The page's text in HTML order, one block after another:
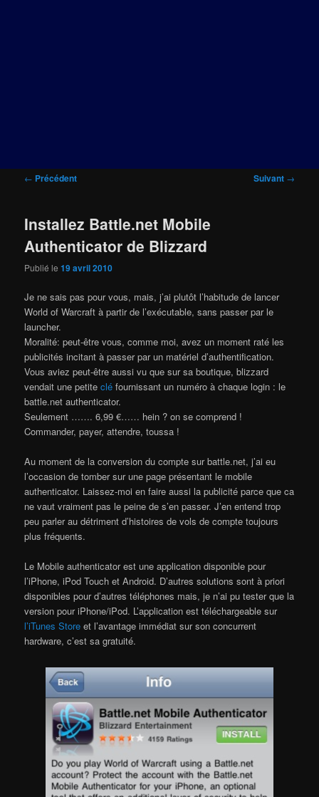
Navigation
← Précédent Suivant →
Installez Battle.net Mobile
Authenticator de Blizzard
Publié le19 avril 2010
Je ne sais pas pour vous, mais, j’ai plutôt l’habitude de lancer
World of Warcraft à partir de l’exécutable, sans passer par le
launcher.
Moralité: peut-être vous, comme moi, avez un moment raté les
publicités incitant à passer par un matériel d’authentification.
Vous aviez peut-être aussi vu que sur sa boutique, blizzard
vendait une petiteclé fournissant un numéro à chaque login : le
battle.net authenticator.
Seulement ……. 6,99 €…… hein ? on se comprend !
Commander, payer, attendre, toussa !
Au moment de la conversion du compte sur battle.net, j’ai eu
l’occasion de tomber sur une page présentant le mobile
authenticator. Laissez-moi en faire aussi la publicité parce que ca
ne vaut vraiment pas le peine de s’en passer. J’en entend trop
peu parler au détriment d’histoires de vols de compte toujours
plus fréquents.
Le Mobile authenticator est une application disponible pour
l’iPhone, iPod Touch et Android. D’autres solutions sont à priori
disponibles pour d’autres téléphones mais, je n’ai pu tester que la
version pour iPhone/iPod. L’application est téléchargeable sur
l’iTunes Store et l’avantage immédiat sur son concurrent
hardware, c’est sa gratuité.